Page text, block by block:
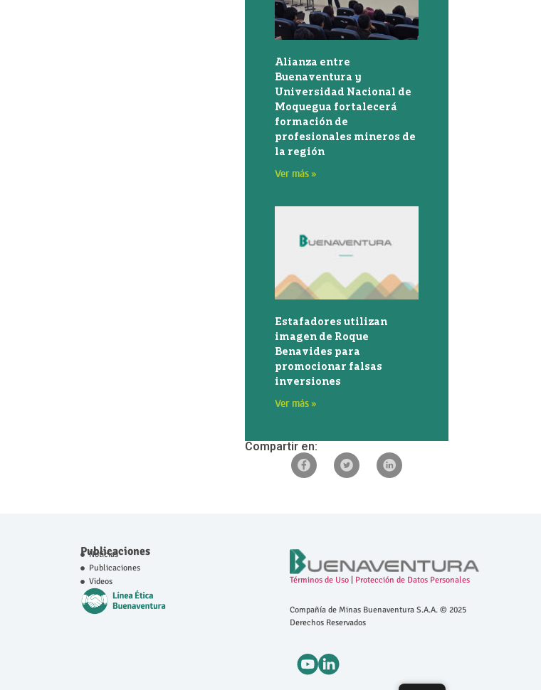
Alianza entre
Buenaventura y
Universidad Nacional de
Moquegua fortalecerá
formación de
profesionales mineros de
la región
Ver más »
Estafadores utilizan
imagen de Roque
Benavides para
promocionar falsas
inversiones
Ver más »
Compartir en:
Publicaciones
Noticias
Publicaciones
Videos
Términos de Uso| Protección de Datos Personales
Compañía de Minas Buenaventura S.A.A. © 2025
Derechos Reservados